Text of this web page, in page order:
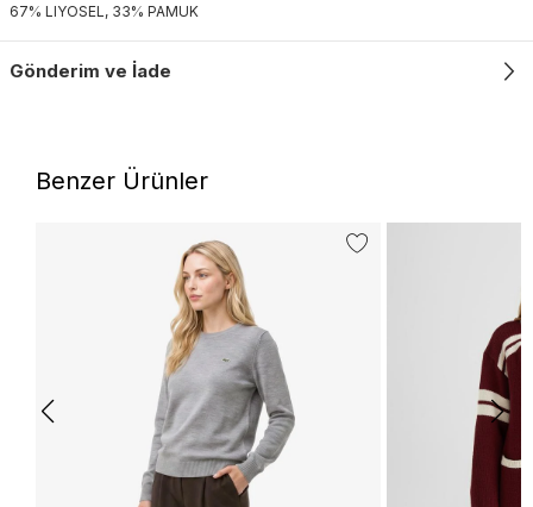
67% LIYOSEL, 33% PAMUK
Gönderim ve İade
Benzer Ürünler